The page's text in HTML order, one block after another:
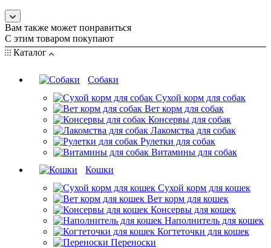
Вам также может понравиться
С этим товаром покупают
Каталог
Собаки
Сухой корм для собак
Вет корм для собак
Консервы для собак
Лакомства для собак
Рулетки для собак
Витамины для собак
Кошки
Сухой корм для кошек
Вет корм для кошек
Консервы для кошек
Наполнитель для кошек
Когтеточки для кошек
Переноски